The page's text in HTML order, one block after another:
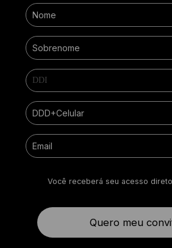
Quero meu
Você receberá seu acesso